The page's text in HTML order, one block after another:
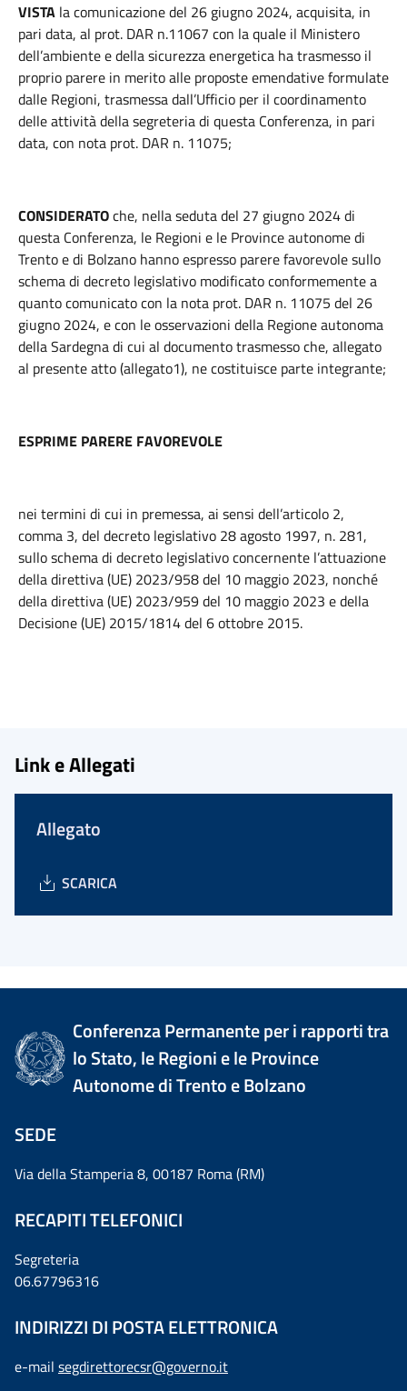
VISTA la comunicazione del 26 giugno 2024, acquisita, in
pari data, al prot. DAR n.11067 con la quale il Ministero
dell’ambiente e della sicurezza energetica ha trasmesso il
proprio parere in merito alle proposte emendative formulate
dalle Regioni, trasmessa dall’Ufficio per il coordinamento
delle attività della segreteria di questa Conferenza, in pari
data, con nota prot. DAR n. 11075;
CONSIDERATOche, nella seduta del 27 giugno 2024 di
questa Conferenza, le Regioni e le Province autonome di
Trento e di Bolzano hanno espresso parere favorevole sullo
schema di decreto legislativo modificato conformemente a
quanto comunicato con la nota prot. DAR n. 11075 del 26
giugno 2024, e con le osservazioni della Regione autonoma
della Sardegna di cui al documento trasmesso che, allegato
al presente atto (allegato1), ne costituisce parte integrante;
ESPRIME PARERE FAVOREVOLE
nei termini di cui in premessa, ai sensi dell’articolo 2,
comma 3, del decreto legislativo 28 agosto 1997, n. 281,
sullo schema di decreto legislativo concernente l’attuazione
della direttiva (UE) 2023/958 del 10 maggio 2023, nonché
della direttiva (UE) 2023/959 del 10 maggio 2023 e della
Decisione (UE) 2015/1814 del 6 ottobre 2015.
Link e Allegati
Allegato
SCARICA
Conferenza Permanente per i rapporti tra
lo Stato, le Regioni e le Province
Autonome di Trento e Bolzano
SEDE
Via della Stamperia 8, 00187 Roma (RM)
RECAPITI TELEFONICI
Segreteria
06.67796316
INDIRIZZI DI POSTA ELETTRONICA
e-mail segdirettorecsr@governo.it